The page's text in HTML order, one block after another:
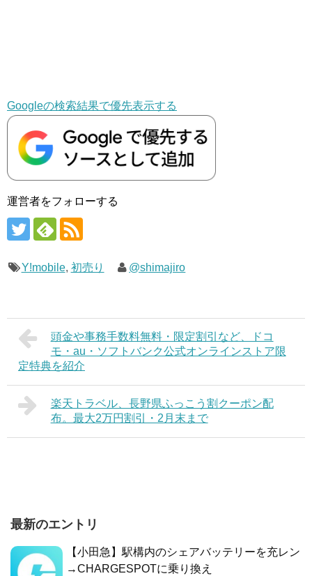
Googleの検索結果で優先表示する
運営者をフォローする
Y!mobile, 初売り @shimajiro
頭金や事務手数料無料・限定割引など、ドコ
モ・au・ソフトバンク公式オンラインストア限
定特典を紹介
楽天トラベル、長野県ふっこう割クーポン配
布。最大2万円割引・2月末まで
最新のエントリ
【小田急】駅構内のシェアバッテリーを充レン
→CHARGESPOTに乗り換え